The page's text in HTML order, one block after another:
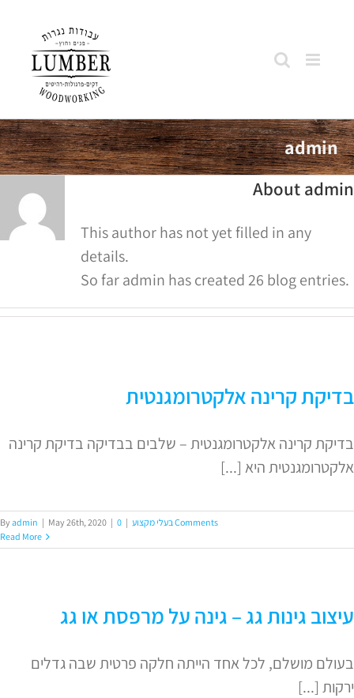
content
admin
About admin
This author has not yet filled in any
details.
So far admin has created 26 blog entries.
בדיקת קרינה אלקטרומגנטית
בדיקת קרינה אלקטרומגנטית – שלבים בבדיקה בדיקת קרינה
אלקטרומגנטית היא [...]
Byadmin | May 26th, 2020 | בעלי מקצוע |
0 Comments
Read More
עיצוב גינות גג – גינה על מרפסת או גג
בעולם מושלם, לכל אחד הייתה חלקה פרטית שבה גדלים
ירקות [...]